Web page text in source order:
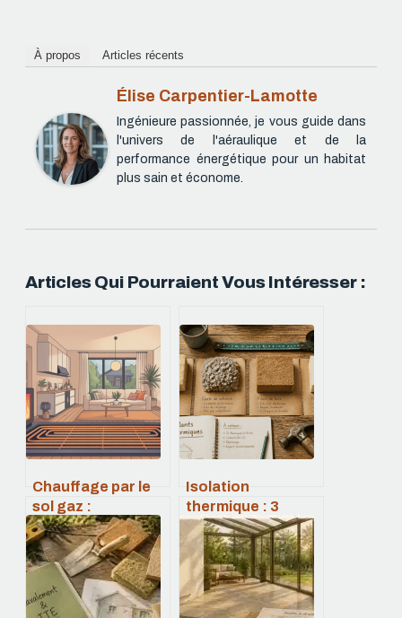
À propos Articles récents
Élise Carpentier-Lamotte
Ingénieure passionnée, je vous guide dans
l'univers de l'aéraulique et de la
performance énergétique pour un habitat
plus sain et économe.
Articles Qui Pourraient Vous Intéresser :
Chauffage par le
sol gaz :
fonctionnement,
coûts et limites à
connaître
Isolation
thermique : 3
critères
techniques pour
choisir le bon
matériau et éviter
la surchauffe